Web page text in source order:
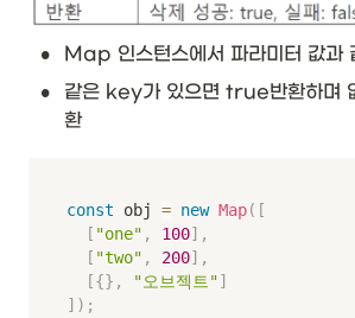
• Map 인스턴스에서 파라미터 값과
•
같은 key가 있으면 true반환하며
환
const obj = new Map( [
[ "one" , 100] ,
[ "two" , 200] ,
[{} , "오브젝트"]
] ) ;